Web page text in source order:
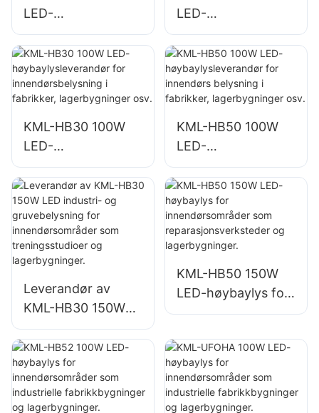
LED-
flomlysleverandør
for utendørs
bygningsfasader
og belysning av
LED-
høybaylysleverand
ør for
innendørsbelysning
i fabrikker,
KML-HB30 100W
LED-
høybaylysleverand
ør for
innendørsbelysning
i fabrikker,
lagerbygninger osv.
KML-HB50 100W
LED-
høybaylysleverand
ør for innendørs
belysning i
fabrikker,
lagerbygninger osv.
Leverandør av
KML-HB30 150W
LED industri- og
gruvebelysning for
innendørsområder
som
treningsstudioer og
KML-HB50 150W
LED-høybaylys for
innendørsområder
reparasjonsverkste
der og
lagerbygninger.